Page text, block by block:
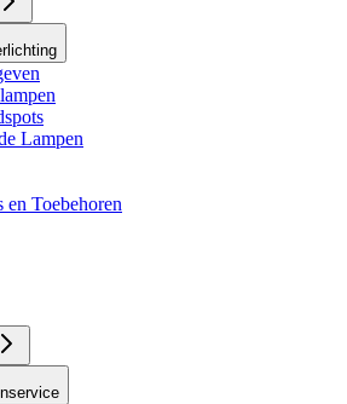
Lampen
Toebehoren